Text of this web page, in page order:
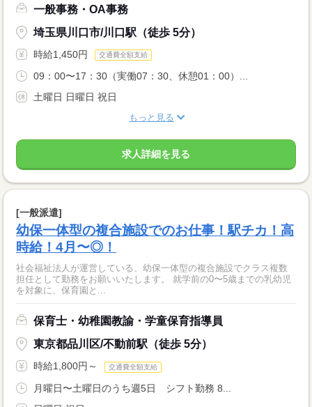
一般事務・OA事務
埼玉県川口市/川口駅（徒歩 5分）
時給1,450円 交通費全額支給
09：00〜17：30（実働07：30、休憩01：00）...
土曜日 日曜日 祝日
もっと見る
求人詳細を見る
[一般派遣]
幼保一体型の複合施設でのお仕事！駅チカ！高
時給！4月〜◎！
社会福祉法人が運営している、幼保一体型の複合施設でクラス複数
担任として勤務をお願いいたします。 就学前の0〜5歳までの乳幼児
を対象に、保育園と...
保育士・幼稚園教諭・学童保育指導員
東京都品川区/不動前駅（徒歩 5分）
時給1,800円～ 交通費全額支給
月曜日〜土曜日のうち週5日 シフト勤務 8...